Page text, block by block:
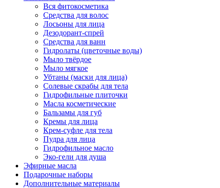
Вся фитокосметика
Средства для волос
Лосьоны для лица
Дезодорант-спрей
Средства для ванн
Гидролаты (цветочные воды)
Мыло твёрдое
Мыло мягкое
Убтаны (маски для лица)
Солевые скрабы для тела
Гидрофильные плиточки
Масла косметические
Бальзамы для губ
Кремы для лица
Крем-суфле для тела
Пудра для лица
Гидрофильное масло
Эко-гели для душа
Эфирные масла
Подарочные наборы
Дополнительные материалы